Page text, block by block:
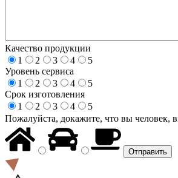
Качество продукции
1
2 3 4
5
Уровень сервиса
1
2 3 4
5
Срок изготовления
1
2 3 4
5
Пожалуйста, докажите, что вы человек,